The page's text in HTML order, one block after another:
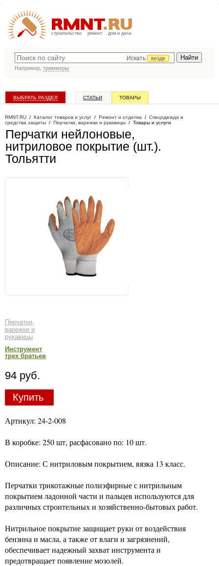
строительство ремонт дом и дача
Искать
везде
Например, триммеры
ВЫБРАТЬ РАЗДЕЛ СТАТЬИ ТОВАРЫ
RMNT.RU / Каталог товаров и услуг / Ремонт и отделка / Спецодежда и
средства защиты / Перчатки, варежки и рукавицы / Товары и услуги
Перчатки нейлоновые,
нитриловое покрытие (шт.).
Тольятти
Перчатки,
варежки и
рукавицы
Инструмент
трех братьев
94 руб.
Купить
Артикул: 24-2-008
В коробке: 250 шт, расфасовано по: 10 шт.
Описание: С нитриловым покрытием, вязка 13 класс.
Перчатки трикотажные полиэфирные с нитрильным
покрытием ладонной части и пальцев используются для
различных строительных и хозяйственно-бытовых работ.
Нитрильное покрытие защищает руки от воздействия
бензина и масла, а также от влаги и загрязнений,
обеспечивает надежный захват инструмента и
предотвращает появление мозолей.